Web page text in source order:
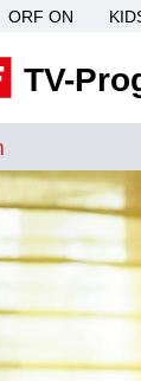
ORF ON
TV-